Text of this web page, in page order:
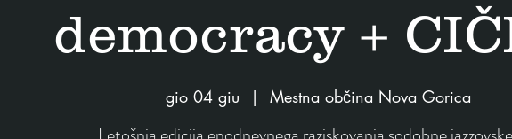
democracy +
gio 04 giu
  |
Mestna občina Nova Gorica